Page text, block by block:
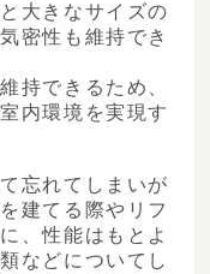
大きなサイズの
密性も維持でき
持できるため、
内環境を実現す
忘れてしまいが
建てる際やリフ
、性能はもとよ
などについてし